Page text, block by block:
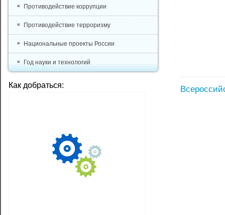
Противодействие коррупции
Противодействие терроризму
Национальные проекты России
Год науки и технологий
Как добраться: